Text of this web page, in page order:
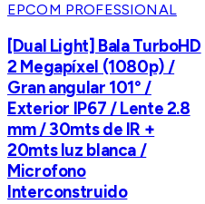
EPCOM PROFESSIONAL
[Dual Light] Bala TurboHD
2 Megapíxel (1080p) /
Gran angular 101° /
Exterior IP67 / Lente 2.8
mm / 30mts de IR +
20mts luz blanca /
Microfono
Interconstruido